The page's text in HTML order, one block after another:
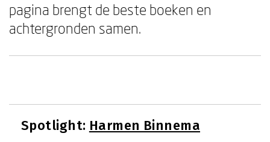
pagina brengt de beste boeken en
achtergronden samen.
Spotlight: Harmen Binnema